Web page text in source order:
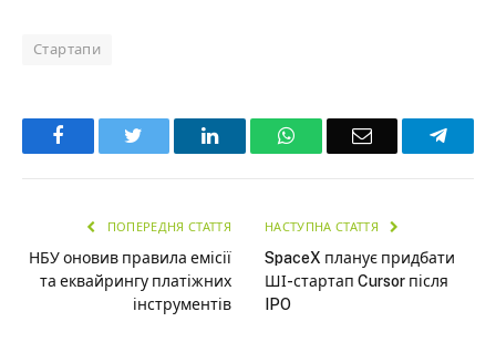
Стартапи
Facebook LinkedInWhatsAppEmail
ПОПЕРЕДНЯ СТАТТЯ
НБУ оновив правила емісії
та еквайрингу платіжних
інструментів
НАСТУПНА СТАТТЯ
SpaceX планує придбати
ШІ-стартап Cursor після
IPO